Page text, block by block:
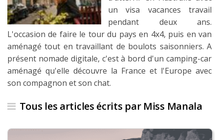
Blog voyage
Les derniers articles
Podcast
Préparer son voyage
LA LETTRE
Outils pour voyageur
un visa vacances travail
pendant deux ans.
L'occasion de faire le tour du pays en 4x4, puis en van
aménagé tout en travaillant de boulots saisonniers. A
présent nomade digitale, c'est à bord d'un camping-car
aménagé qu'elle découvre la France et l'Europe avec
son compagnon et son chat.
Tous les articles écrits par Miss Manala